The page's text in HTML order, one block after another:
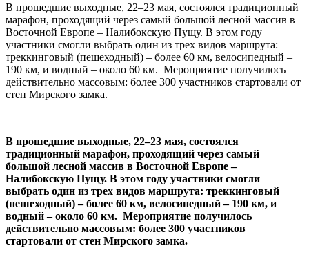
В прошедшие выходные, 22–23 мая, состоялся традиционный
марафон, проходящий через самый большой лесной массив в
Восточной Европе – Налибокскую Пущу. В этом году
участники смогли выбрать один из трех видов маршрута:
треккинговый (пешеходный) – более 60 км, велосипедный –
190 км, и водный – около 60 км. Мероприятие получилось
действительно массовым: более 300 участников стартовали от
стен Мирского замка.
В прошедшие выходные, 22–23 мая, состоялся
традиционный марафон, проходящий через самый
большой лесной массив в Восточной Европе –
Налибокскую Пущу. В этом году участники смогли
выбрать один из трех видов маршрута: треккинговый
(пешеходный) – более 60 км, велосипедный – 190 км, и
водный – около 60 км. Мероприятие получилось
действительно массовым: более 300 участников
стартовали от стен Мирского замка.